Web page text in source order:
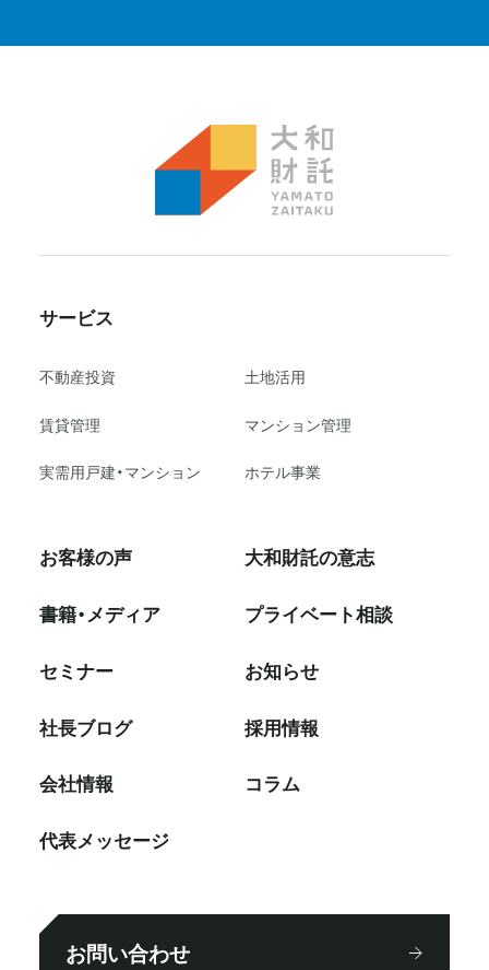
サービス
不動産投資
⼟地活⽤
賃貸管理
マンション管理
実需用戸建・マンション
ホテル事業
お客様の声
書籍・メディア
セミナー
社⻑ブログ
会社情報
代表メッセージ
大和財託の意志
プライベート相談
お知らせ
採⽤情報
コラム
お問い合わせ